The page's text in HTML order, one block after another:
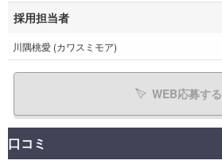
採用担当者
川隅桃愛 (カワスミモア)
WEB応募する
口コミ